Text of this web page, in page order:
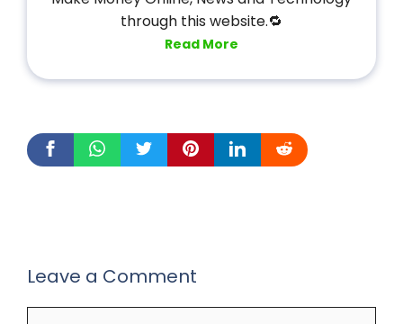
through this website.🔁
Read More
Leave a Comment